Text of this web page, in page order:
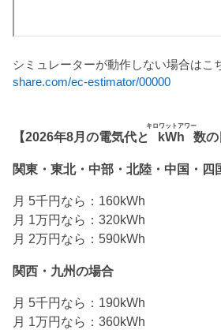
シミュレーターが動作しない場合はこ
share.com/ec-estimator/00000
【2026年8月の電気代と kWh
キロワットアワー
数の
関東・東北・中部・北陸・中国・四
月 5千円なら：160kWh
月 1万円なら：320kWh
月 2万円なら：590kWh
関西・九州の場合
月 5千円なら：190kWh
月 1万円なら：360kWh